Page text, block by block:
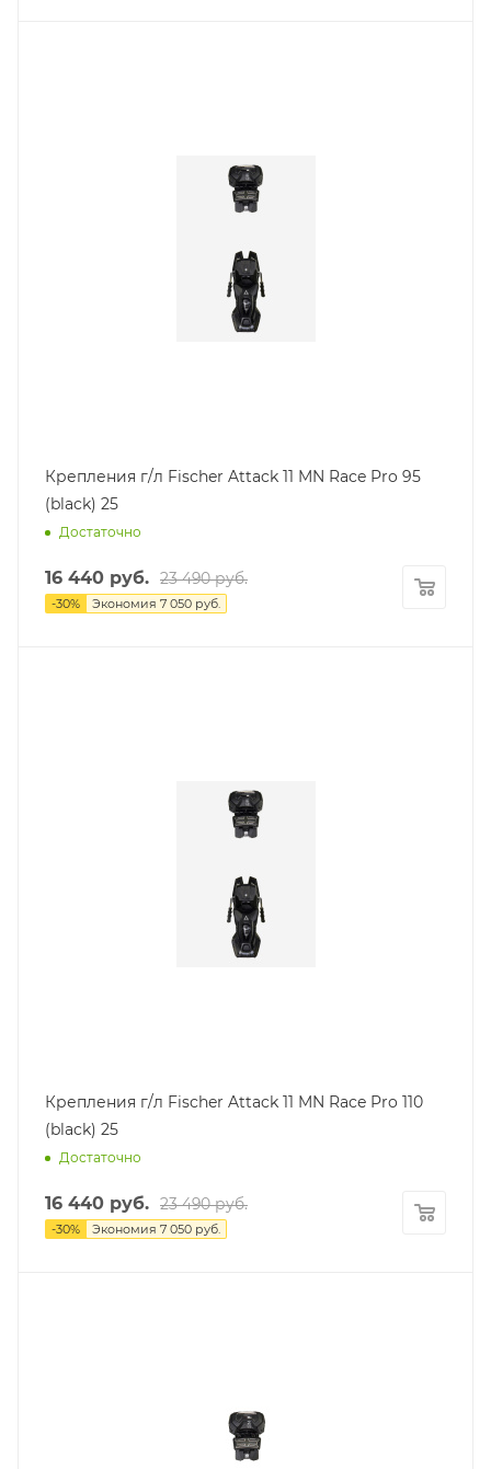
Крепления г/л Fischer Attack 11 MN Race Pro 95
(black) 25
Достаточно
16 440 руб. 23 490руб.
-30% Экономия 7 050 руб.
Крепления г/л Fischer Attack 11 MN Race Pro 110
(black) 25
Достаточно
16 440 руб. 23 490руб.
-30% Экономия 7 050 руб.